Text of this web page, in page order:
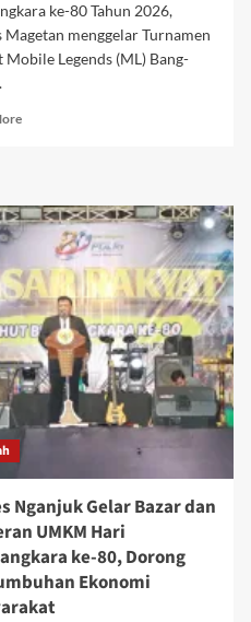
ke-80 Tahun 2026,
Magetan menggelar Turnamen
Mobile Legends (ML) Bang-
Read
Z,
Polres
Magetan
Gelar
Turnamen
Mobile
Legends
Kapolres
Cup
Nganjuk Gelar Bazar dan
UMKM Hari
ke-80, Dorong
Ekonomi